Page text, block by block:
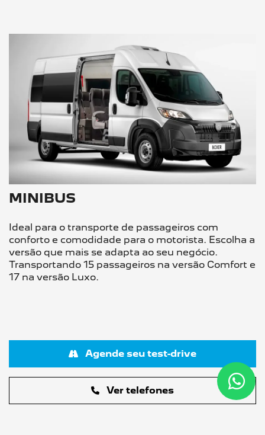
MINIBUS
Ideal para o transporte de passageiros com
conforto e comodidade para o motorista. Escolha a
versão que mais se adapta ao seu negócio.
Transportando 15 passageiros na versão Comfort e
17 na versão Luxo.
Ver telefones
Agende seu test-drive